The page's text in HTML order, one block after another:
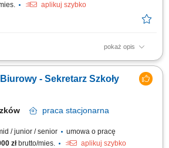
aplikuj szybko
pokaż opis
osób, które chcą pracować i angażują
Mają doświadczenie sprzedaży
praca? Wystawianie faktur. Obsługa
- Sekretarz Szkoły
praca stacjonarna
/ junior / senior
umowa o pracę
złbrutto/mies.
aplikuj szybko